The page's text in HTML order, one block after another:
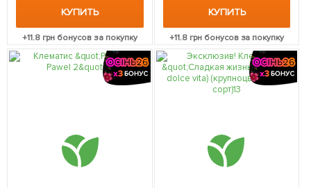
КУПИТЬ
+11.8 грн бонусов за покупку
КУПИТЬ
+11.8грн бонусов за покупку